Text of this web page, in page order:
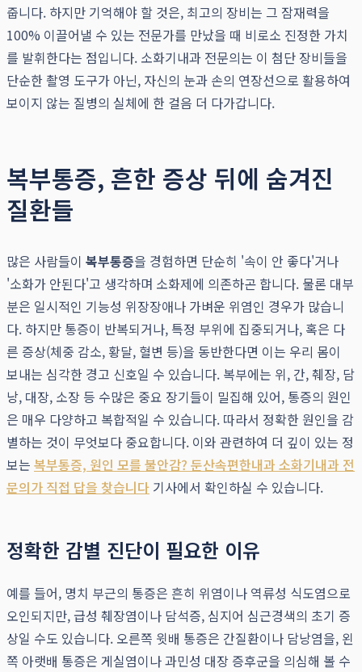
줍니다. 하지만 기억해야 할 것은, 최고의 장비는 그 잠재력을
100% 이끌어낼 수 있는 전문가를 만났을 때 비로소 진정한 가치
를 발휘한다는 점입니다. 소화기내과 전문의는 이 첨단 장비들을
단순한 촬영 도구가 아닌, 자신의 눈과 손의 연장선으로 활용하여
보이지 않는 질병의 실체에 한 걸음 더 다가갑니다.
복부통증, 흔한 증상 뒤에 숨겨진
질환들
많은 사람들이 복부통증을 경험하면 단순히 '속이 안 좋다'거나
'소화가 안된다'고 생각하며 소화제에 의존하곤 합니다. 물론 대부
분은 일시적인 기능성 위장장애나 가벼운 위염인 경우가 많습니
다. 하지만 통증이 반복되거나, 특정 부위에 집중되거나, 혹은 다
른 증상(체중 감소, 황달, 혈변 등)을 동반한다면 이는 우리 몸이
보내는 심각한 경고 신호일 수 있습니다. 복부에는 위, 간, 췌장, 담
낭, 대장, 소장 등 수많은 중요 장기들이 밀집해 있어, 통증의 원인
은 매우 다양하고 복합적일 수 있습니다. 따라서 정확한 원인을 감
별하는 것이 무엇보다 중요합니다. 이와 관련하여 더 깊이 있는 정
보는 복부통증, 원인 모를 불안감? 둔산속편한내과 소화기내과 전
문의가 직접 답을 찾습니다 기사에서 확인하실 수 있습니다.
정확한 감별 진단이 필요한 이유
예를 들어, 명치 부근의 통증은 흔히 위염이나 역류성 식도염으로
오인되지만, 급성 췌장염이나 담석증, 심지어 심근경색의 초기 증
상일 수도 있습니다. 오른쪽 윗배 통증은 간질환이나 담낭염을, 왼
쪽 아랫배 통증은 게실염이나 과민성 대장 증후군을 의심해 볼 수